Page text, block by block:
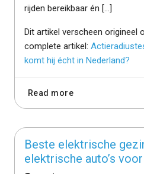
rijden bereikbaar én […]
Dit artikel verscheen origineel
complete artikel:
komt hij écht in Nederland?
Read more
Beste elektrische
elektrische auto’s